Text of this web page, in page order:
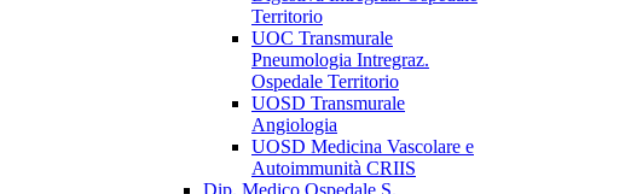
Territorio
UOC Transmurale
Pneumologia Intregraz.
Ospedale Territorio
UOSD Transmurale
Angiologia
UOSD Medicina Vascolare e
Autoimmunità CRIIS
Dip. Medico Ospedale S.